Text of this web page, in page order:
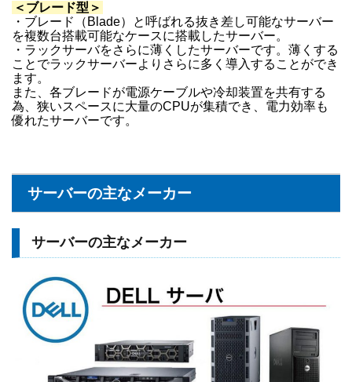
＜ブレード型＞
・ブレード（Blade）と呼ばれる抜き差し可能なサーバー
を複数台搭載可能なケースに搭載したサーバー。
・ラックサーバをさらに薄くしたサーバーです。薄くする
ことでラックサーバーよりさらに多く導入することができ
ます。
また、各ブレードが電源ケーブルや冷却装置を共有する
為、狭いスペースに大量のCPUが集積でき、電力効率も
優れたサーバーです。
サーバーの主なメーカー
サーバーの主なメーカー